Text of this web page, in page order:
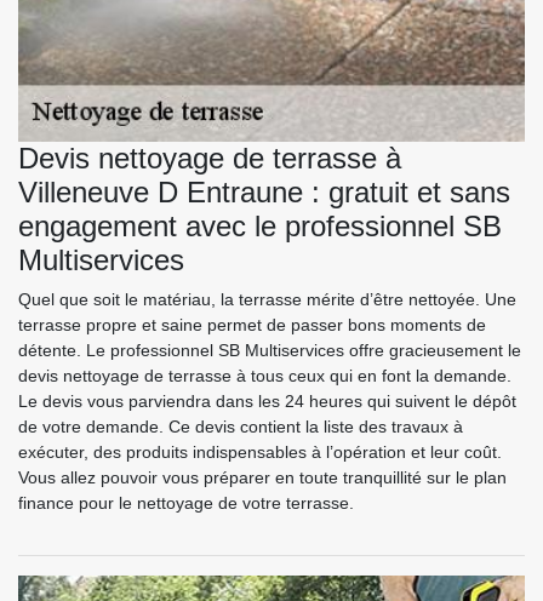
Devis nettoyage de terrasse à
Villeneuve D Entraune : gratuit et sans
engagement avec le professionnel SB
Multiservices
Quel que soit le matériau, la terrasse mérite d’être nettoyée. Une
terrasse propre et saine permet de passer bons moments de
détente. Le professionnel SB Multiservices offre gracieusement le
devis nettoyage de terrasse à tous ceux qui en font la demande.
Le devis vous parviendra dans les 24 heures qui suivent le dépôt
de votre demande. Ce devis contient la liste des travaux à
exécuter, des produits indispensables à l’opération et leur coût.
Vous allez pouvoir vous préparer en toute tranquillité sur le plan
finance pour le nettoyage de votre terrasse.